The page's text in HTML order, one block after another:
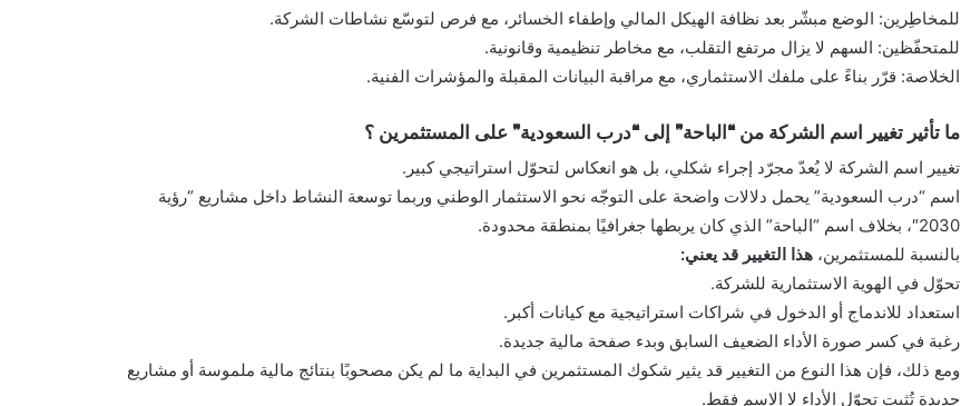
للمخاطِرين: الوضع مبشّر بعد نظافة الهيكل المالي وإطفاء الخسائر، مع فرص لتوسّع نشاطات الشركة.
للمتحفّظين: السهم لا يزال مرتفع التقلب، مع مخاطر تنظيمية وقانونية.
الخلاصة: قرّر بناءً على ملفك الاستثماري، مع مراقبة البيانات المقبلة والمؤشرات الفنية.
ما تأثير تغيير اسم الشركة من “الباحة” إلى “درب السعودية” على المستثمرين ؟
تغيير اسم الشركة لا يُعدّ مجرّد إجراء شكلي، بل هو انعكاس لتحوّل استراتيجي كبير.
اسم “درب السعودية” يحمل دلالات واضحة على التوجّه نحو الاستثمار الوطني وربما توسعة النشاط داخل مشاريع “رؤية
2030″، بخلاف اسم “الباحة” الذي كان يربطها جغرافيًا بمنطقة محدودة.
بالنسبة للمستثمرين، هذا التغيير قد يعني:
تحوّل في الهوية الاستثمارية للشركة.
استعداد للاندماج أو الدخول في شراكات استراتيجية مع كيانات أكبر.
رغبة في كسر صورة الأداء الضعيف السابق وبدء صفحة مالية جديدة.
ومع ذلك، فإن هذا النوع من التغيير قد يثير شكوك المستثمرين في البداية ما لم يكن مصحوبًا بنتائج مالية ملموسة أو مشاريع
جديدة تُثبت تحوّل الأداء لا الاسم فقط.